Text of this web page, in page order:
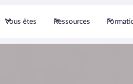
Vous êtes Ressources